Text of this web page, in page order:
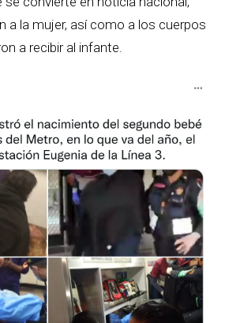
a la mujer, así como a los cuerpos
a recibir al infante.